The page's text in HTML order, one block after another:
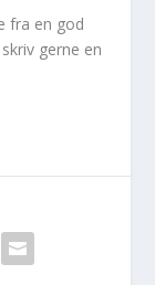
fra en god
gerne en